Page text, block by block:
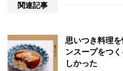
関連記事
思いつき料理
ンスープをつ
しかった